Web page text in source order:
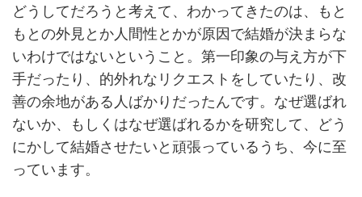
どうしてだろうと考えて、わかってきたのは、もと
もとの外見とか人間性とかが原因で結婚が決まらな
いわけではないということ。第一印象の与え方が下
手だったり、的外れなリクエストをしていたり、改
善の余地がある人ばかりだったんです。なぜ選ばれ
ないか、もしくはなぜ選ばれるかを研究して、どう
にかして結婚させたいと頑張っているうち、今に至
っています。